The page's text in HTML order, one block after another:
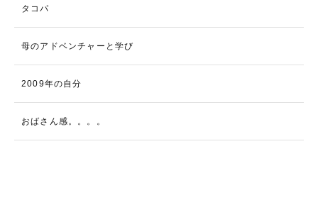
タコパ
母のアドベンチャーと学び
2009年の自分
おばさん感。。。。